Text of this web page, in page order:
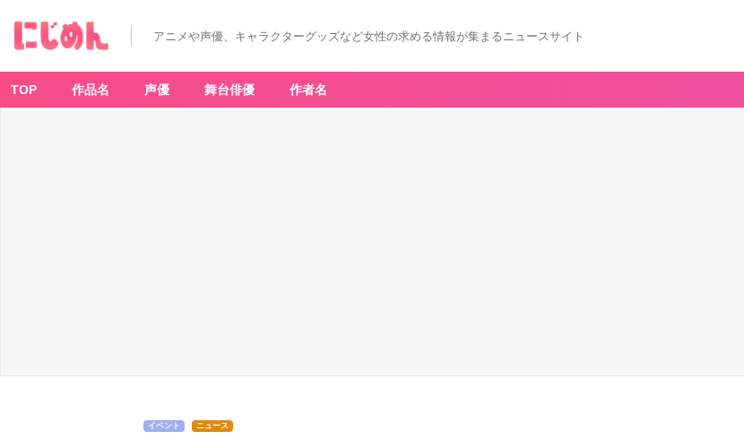
アニメや声優、キャラクターグッズなど女性の求める情報が集まるニュースサイト
TOP 作品名 声優 舞台俳優 作者名
イベント ニュース